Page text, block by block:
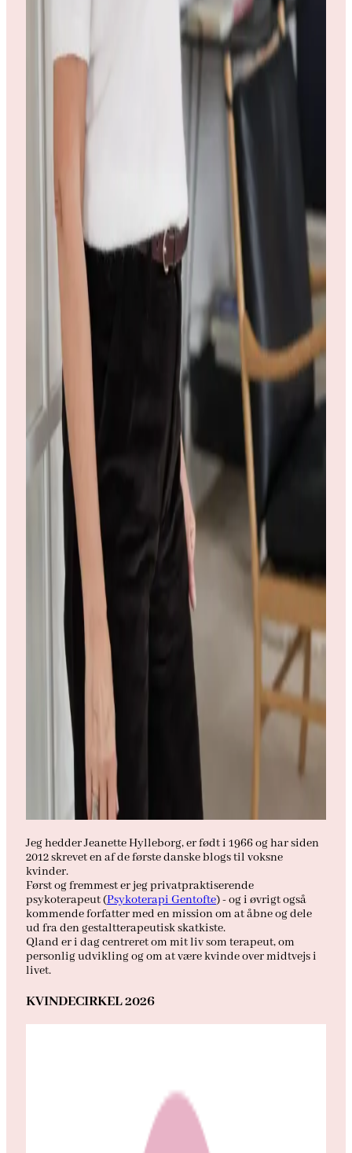
Jeg hedder Jeanette Hylleborg, er født i 1966 og har siden
2012 skrevet en af de første danske blogs til voksne
kvinder.
Først og fremmest er jeg privatpraktiserende
psykoterapeut (Psykoterapi Gentofte) - og i øvrigt også
kommende forfatter med en mission om at åbne og dele
ud fra den gestaltterapeutisk skatkiste.
Qland er i dag centreret om mit liv som terapeut, om
personlig udvikling og om at være kvinde over midtvejs i
livet.
KVINDECIRKEL 2026